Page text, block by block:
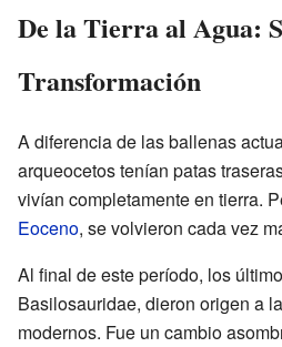
De la Tierra al Agua:
Transformación
A diferencia de las ballenas
arqueocetos tenían patas
vivían completamente en tierra.
Eoceno, se volvieron cada vez
Al final de este período, los
Basilosauridae, dieron origen a
modernos. Fue un cambio